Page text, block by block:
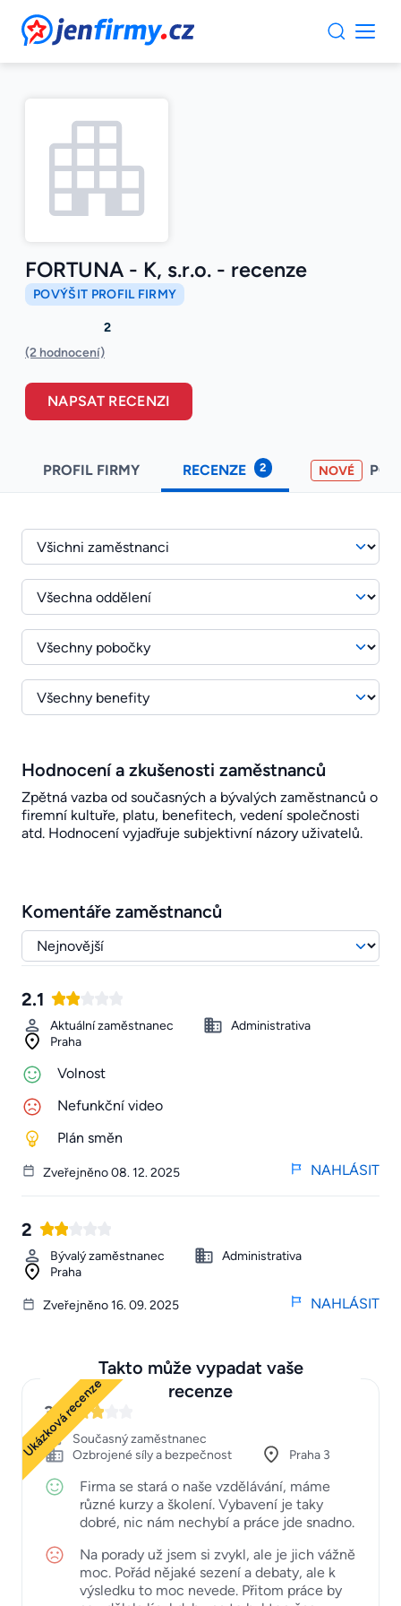
JenFirmy.cz
FORTUNA - K, s.r.o. - recenze
POVÝŠIT PROFIL FIRMY
2
(2 hodnocení)
NAPSAT RECENZI
PROFIL FIRMY RECENZE 2 NOVÉ
Hodnocení a zkušenosti zaměstnanců
Zpětná vazba od současných a bývalých zaměstnanců o
firemní kultuře, platu, benefitech, vedení společnosti
atd. Hodnocení vyjadřuje subjektivní názory uživatelů.
Komentáře zaměstnanců
2.1
Aktuální zaměstnanec
Administrativa
Praha
Volnost
Nefunkční video
Plán směn
Zveřejněno 08. 12. 2025 NAHLÁSIT
2
Bývalý zaměstnanec
Administrativa
Praha
Zveřejněno 16. 09. 2025 NAHLÁSIT
Takto může vypadat vaše
recenze
Ukázková recenze
3
Současný zaměstnanec
Ozbrojené síly a bezpečnost
Praha 3
Firma se stará o naše vzdělávání, máme
různé kurzy a školení. Vybavení je taky
dobré, nic nám nechybí a práce jde snadno.
Na porady už jsem si zvykl, ale je jich vážně
moc. Pořád nějaké sezení a debaty, ale k
výsledku to moc nevede. Přitom práce by